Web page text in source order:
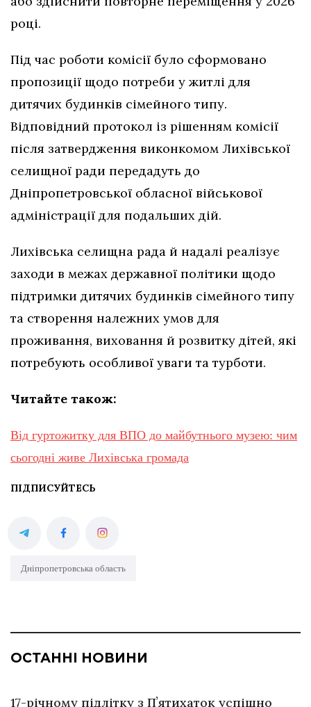
році.
Під час роботи комісії було сформовано
пропозиції щодо потреби у житлі для
дитячих будинків сімейного типу.
Відповідний протокол із рішенням комісії
після затвердження виконкомом Лихівської
селищної ради передадуть до
Дніпропетровської обласної військової
адміністрації для подальших дій.
Лихівська селищна рада й надалі реалізує
заходи в межах державної політики щодо
підтримки дитячих будинків сімейного типу
та створення належних умов для
проживання, виховання й розвитку дітей, які
потребують особливої уваги та турботи.
Читайте також:
Від гуртожитку для ВПО до майбутнього музею: чим
сьогодні живе Лихівська громада
ПІДПИСУЙТЕСЬ
Дніпропетровська область
ОСТАННІ НОВИНИ
17-річному підлітку з Пʼятихаток успішно